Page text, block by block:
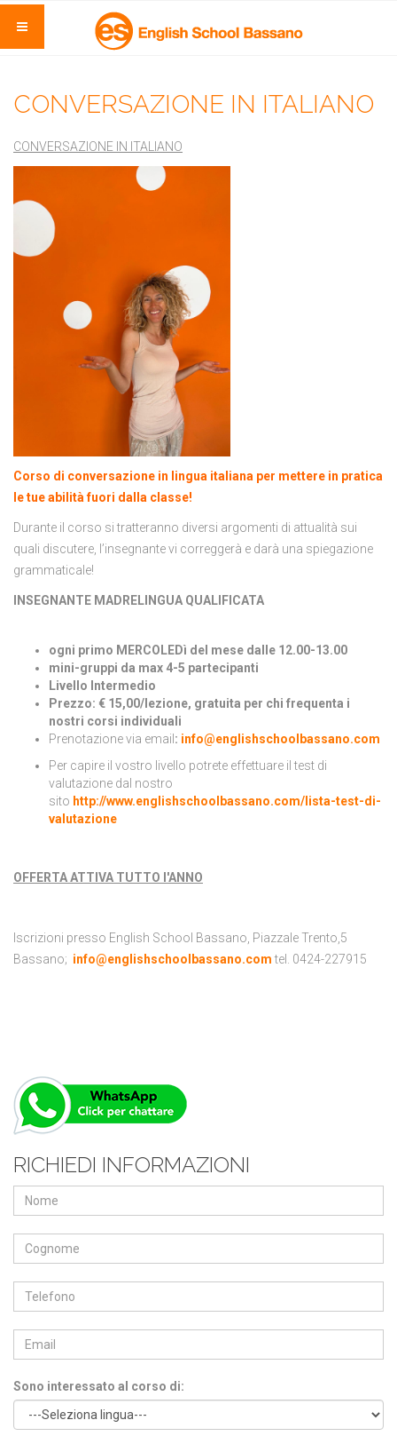
CONVERSAZIONE IN ITALIANO
CONVERSAZIONE IN ITALIANO
Corso di conversazione in lingua italiana per mettere in pratica
le tue abilità fuori dalla classe!
Durante il corso si tratteranno diversi argomenti di attualità sui
quali discutere, l’insegnante vi correggerà e darà una spiegazione
grammaticale!
INSEGNANTE MADRELINGUA QUALIFICATA
ogni primo MERCOLEDì del mese dalle 12.00-13.00
mini-gruppi da max 4-5 partecipanti
Livello Intermedio
Prezzo: € 15,00/lezione, gratuita per chi frequenta i
nostri corsi individuali
Prenotazione via email : info@englishschoolbassano.com
Per capire il vostro livello potrete effettuare il test di
valutazione dal nostro
sito http://www.englishschoolbassano.com/lista-test-di-
valutazione
OFFERTA ATTIVA TUTTO l'ANNO
Iscrizioni presso English School Bassano, Piazzale Trento,5
Bassano; info@englishschoolbassano.com tel. 0424-227915
RICHIEDI INFORMAZIONI
Sono interessato al corso di: